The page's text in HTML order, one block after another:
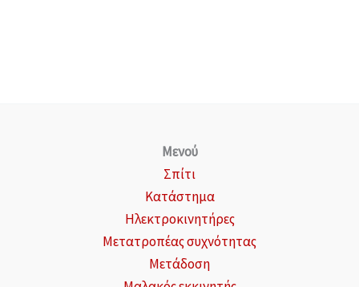
Μενού
Σπίτι
Κατάστημα
Ηλεκτροκινητήρες
Μετατροπέας συχνότητας
Μετάδοση